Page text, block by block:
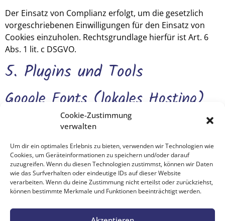
Cookie-Zustimmung
verwalten
Um dir ein optimales Erlebnis zu bieten, verwenden wir Technologien wie
Cookies, um Geräteinformationen zu speichern und/oder darauf
zuzugreifen. Wenn du diesen Technologien zustimmst, können wir Daten
wie das Surfverhalten oder eindeutige IDs auf dieser Website
verarbeiten. Wenn du deine Zustimmung nicht erteilst oder zurückziehst,
können bestimmte Merkmale und Funktionen beeinträchtigt werden.
Der Einsatz von Complianz erfolgt, um die gesetzlich
vorgeschriebenen Einwilligungen für den Einsatz von
Cookies einzuholen. Rechtsgrundlage hierfür ist Art. 6
Abs. 1 lit. c DSGVO.
5. Plugins und Tools
Google Fonts (lokales Hosting)
Diese Seite nutzt zur einheitlichen Darstellung von
bereitgestellt werden. Die Google Fonts sind lokal
installiert. Eine Verbindung zu Servern von Google findet
dabei nicht statt.
Weitere Informationen zu Google Fonts finden Sie unter
Datenschutzerklärung von Google: